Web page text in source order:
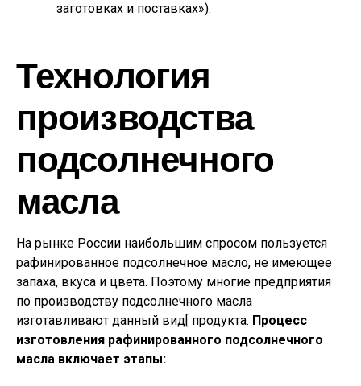
заготовках и поставках»).
Технология
производства
подсолнечного
масла
На рынке России наибольшим спросом пользуется
рафинированное подсолнечное масло, не имеющее
запаха, вкуса и цвета. Поэтому многие предприятия
по производству подсолнечного масла
изготавливают данный вид[ продукта. Процесс
изготовления рафинированного подсолнечного
масла включает этапы: